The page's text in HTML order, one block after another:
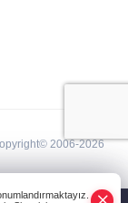
2006-2026